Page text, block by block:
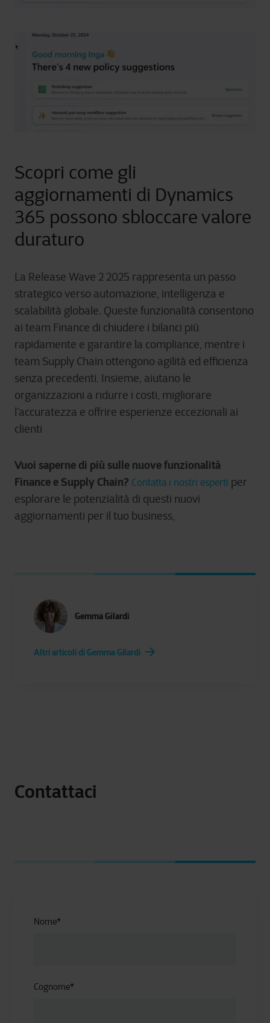
Scopri come gli
aggiornamenti di Dynamics
365 possono sbloccare valore
duraturo
La Release Wave 2 2025 rappresenta un passo
strategico verso automazione, intelligenza e
scalabilità globale. Queste funzionalità consentono
ai team Finance di chiudere i bilanci più
rapidamente e garantire la compliance, mentre i
team Supply Chain ottengono agilità ed efficienza
senza precedenti. Insieme, aiutano le
organizzazioni a ridurre i costi, migliorare
l’accuratezza e offrire esperienze eccezionali ai
clienti
Vuoi saperne di più sulle nuove funzionalità
Finance e Supply Chain? Contatta i nostri esperti per
esplorare le potenzialità di questi nuovi
aggiornamenti per il tuo business,
Gemma Gilardi
Altri articoli di Gemma Gilardi
Contattaci
Nome*
Cognome*